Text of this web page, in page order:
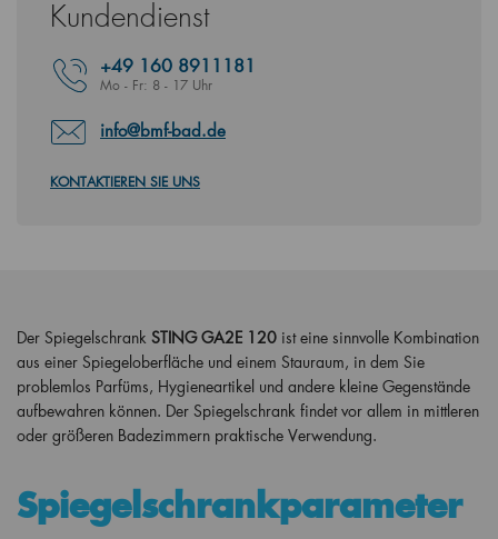
Kundendienst
+49 160 8911181
Mo - Fr: 8 - 17 Uhr
info@bmf-bad.de
KONTAKTIEREN SIE UNS
Der Spiegelschrank STING GA2E 120 ist eine sinnvolle Kombination
aus einer Spiegeloberfläche und einem Stauraum, in dem Sie
problemlos Parfüms, Hygieneartikel und andere kleine Gegenstände
aufbewahren können. Der Spiegelschrank findet vor allem in mittleren
oder größeren Badezimmern praktische Verwendung.
Spiegelschrankparameter